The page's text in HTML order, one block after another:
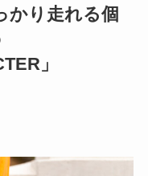
かり走れる個
」